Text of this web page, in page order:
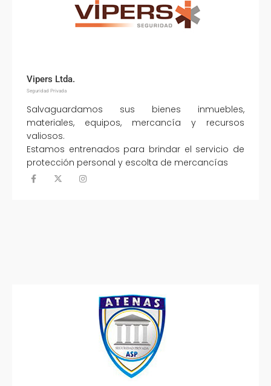
Vipers Ltda.
Seguridad Privada
Salvaguardamos sus bienes inmuebles,
materiales, equipos, mercancía y recursos
valiosos.
Estamos entrenados para brindar el servicio de
protección personal y escolta de mercancías